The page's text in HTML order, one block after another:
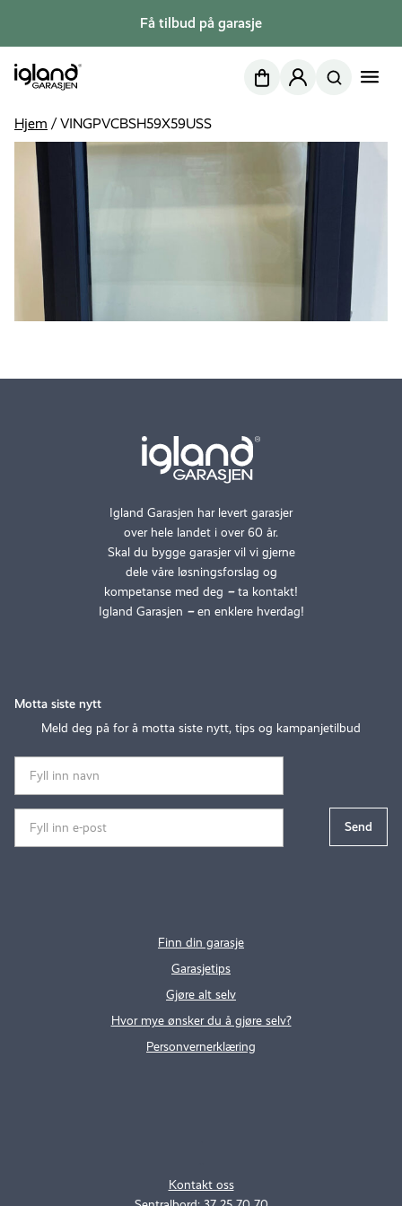
Få tilbud på garasje
NettbutikkMin side
Hjem /VINGPVCBSH59X59USS
Igland Garasjen har levert garasjer
over hele landet i over 60 år.
Skal du bygge garasjer vil vi gjerne
dele våre løsningsforslag og
kompetanse med deg –ta kontakt!
Igland Garasjen –en enklere hverdag!
Kontakt oss
Finn din garasje
Garasjetips
Gjøre alt selv
Hvor mye ønsker du å gjøre selv?
Personvernerklæring
Motta siste nytt
Meld deg på for å motta siste nytt, tips og kampanjetilbud